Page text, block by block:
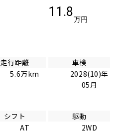
11.8
万円
走行距離
5.6万km
車検
2028(10)年
05月
シフト
AT
駆動
2WD